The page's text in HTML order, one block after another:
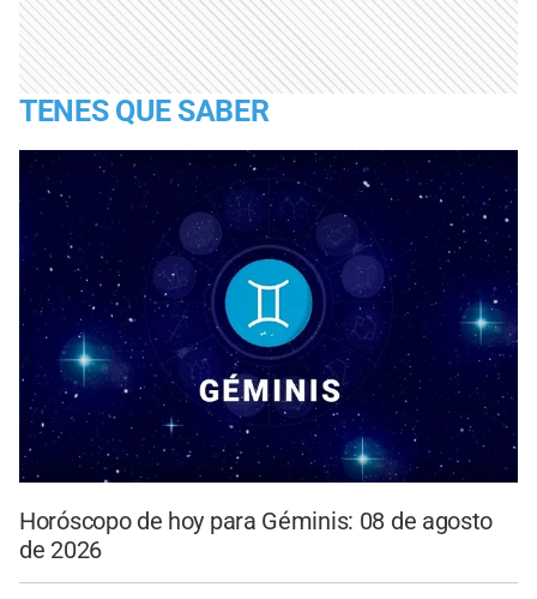
TENES QUE SABER
Horóscopo de hoy para Géminis: 08 de agosto
de 2026